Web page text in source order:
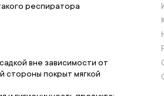
респиратора
вне зависимости от
покрыт мягкой